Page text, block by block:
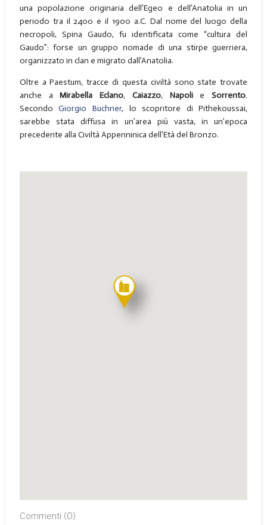
una popolazione originaria dell’Egeo e dell’Anatolia in un
periodo tra il 2400 e il 1900 a.C. Dal nome del luogo della
necropoli, Spina Gaudo, fu identificata come “cultura del
Gaudo”: forse un gruppo nomade di una stirpe guerriera,
organizzato in clan e migrato dall’Anatolia.
Oltre a Paestum, tracce di questa civiltà sono state trovate
anche aMirabella Eclano, Caiazzo, Napoli eSorrento.
SecondoGiorgio Buchner, lo scopritore di Pithekoussai,
sarebbe stata diffusa in un’area più vasta, in un’epoca
precedente alla Civiltà Appenninica dell’Età del Bronzo.
Commenti (0)